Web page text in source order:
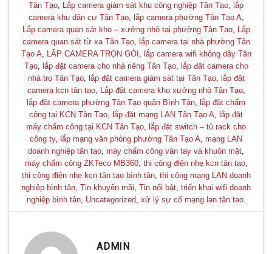
Tân Tạo, Lắp camera giám sát khu công nghiệp Tân Tạo, lắp
camera khu dân cư Tân Tạo, lắp camera phường Tân Tạo A,
Lắp camera quan sát kho – xưởng nhỏ tại phường Tân Tạo, Lắp
camera quan sát từ xa Tân Tạo, lắp camera tại nhà phường Tân
Tạo A, LẮP CAMERA TRỌN GÓI , lắp camera wifi không dây Tân
Tạo, lắp đặt camera cho nhà riêng Tân Tạo, lắp đặt camera cho
nhà trọ Tân Tạo, lắp đặt camera giám sát tại Tân Tạo, lắp đặt
camera kcn tân tạo, Lắp đặt camera kho xưởng nhỏ Tân Tạo,
lắp đặt camera phường Tân Tạo quận Bình Tân, lắp đặt chấm
công tại KCN Tân Tạo, lắp đặt mạng LAN Tân Tạo A, lắp đặt
máy chấm công tại KCN Tân Tạo, lắp đặt switch – tủ rack cho
công ty, lắp mạng văn phòng phường Tân Tạo A, mạng LAN
doanh nghiệp tân tạo, máy chấm công vân tay và khuôn mặt,
máy chấm công ZKTeco MB360, thi công điện nhẹ kcn tân tạo,
thi công điện nhẹ kcn tân tạo bình tân, thi công mạng LAN doanh
nghiệp bình tân, Tin khuyến mãi, Tin nổi bật, triển khai wifi doanh
nghiệp bình tân, Uncategorized, xử lý sự cố mạng lan tân tạo.
ADMIN